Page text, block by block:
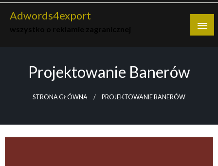
Skip
Adwords4export
Projektowanie Banerów
STRONA GŁÓWNA PROJEKTOWANIE BANERÓW